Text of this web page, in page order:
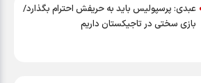
پرسپولیس باید به حریفش احترام بگذارد/
بازی سختی در تاجیکستان داریم